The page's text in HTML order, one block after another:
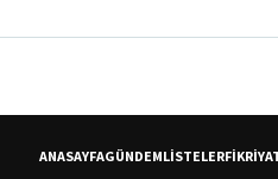
ANASAYFAGÜNDEMLİSTELER